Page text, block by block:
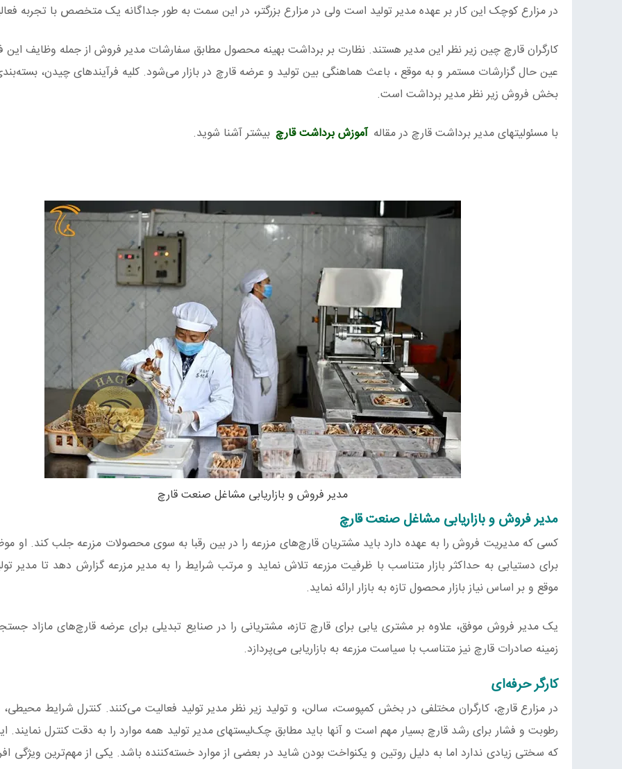
در مزارع کوچک این کار بر عهده مدیر تولید است ولی در مزارع بزرگتر، در این سمت به طور جداگانه یک متخصص با تجربه
کارگران قارچ چین زیر نظر این مدیر هستند. نظارت بر برداشت بهینه محصول مطابق سفارشات مدیر فروش از جمله وظایف
عین حال گزارشات مستمر و به موقع ، باعث هماهنگی بین تولید و عرضه قارچ در بازار می‌شود. کلیه فرآیندهای چیدن،
بخش فروش زیر نظر مدیر برداشت است.
با مسئولیتهای مدیر برداشت قارچ در مقاله آموزش برداشت قارچ بیشتر آشنا شوید.
مدیر فروش و بازاریابی مشاغل صنعت قارچ
مدیر فروش و بازاریابی مشاغل صنعت قارچ
کسی که مدیریت فروش را به عهده دارد باید مشتریان قارچ‌های مزرعه را در بین رقبا به سوی محصولات مزرعه جلب کند. او
برای دستیابی به حداکثر بازار متناسب با ظرفیت مزرعه تلاش نماید و مرتب شرایط را به مدیر مزرعه گزارش دهد تا مدیر
موقع و بر اساس نیاز بازار محصول تازه به بازار ارائه نماید.
یک مدیر فروش موفق، علاوه بر مشتری یابی برای قارچ تازه، مشتریانی را در صنایع تبدیلی برای عرضه قارچ‌های مازاد
زمینه صادرات قارچ نیز متناسب با سیاست مزرعه به بازاریابی می‌پردازد.
کارگر حرفه‌ای
در مزارع قارچ، کارگران مختلفی در بخش کمپوست، سالن، و تولید زیر نظر مدیر تولید فعالیت می‌کنند. کنترل شرایط محیطی،
رطوبت و فشار برای رشد قارچ بسیار مهم است و آنها باید مطابق چک‌لیستهای مدیر تولید همه موارد را به دقت کنترل نمایند.
که سختی زیادی ندارد اما به دلیل روتین و یکنواخت بودن شاید در بعضی از موارد خسته‌کننده باشد. یکی از مهم‌ترین ویژگی